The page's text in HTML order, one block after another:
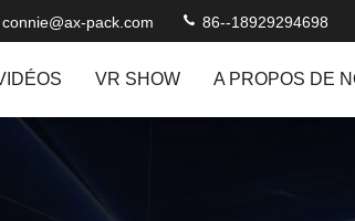
connie@ax-pack.com 86--18929294698
VR SHOW A PROPOS DE